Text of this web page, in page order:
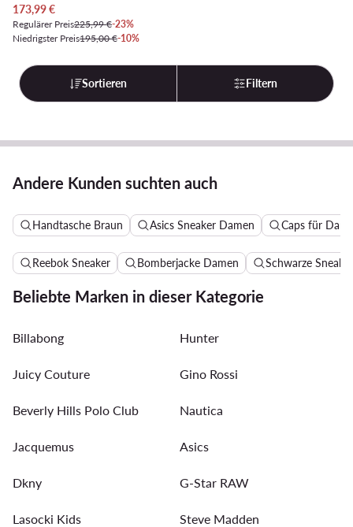
Aktueller Preis
173,99€
Regulärer Preis225,99 €-23%
Niedrigster Preis195,00 €-10%
Sortieren Filtern
Andere Kunden suchten auch
Handtasche Braun Asics Sneaker Damen Caps für
Reebok Sneaker Bomberjacke Damen Schwarze
Beliebte Marken in dieser Kategorie
Billabong Hunter
Juicy Couture Gino Rossi
Beverly Hills Polo Club Nautica
Jacquemus Asics
Dkny G-Star RAW
Lasocki Kids Steve Madden